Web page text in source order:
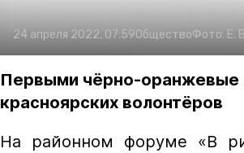
24 апреля 2022, 07:59ОбществоФото: Е.
Первыми чёрно-оранжевые
красноярских волонтёров
На районном форуме «В